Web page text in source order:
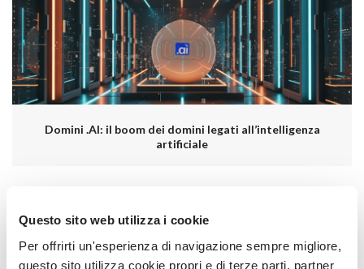
Questo sito web utilizza i cookie
Per offrirti un'esperienza di navigazione sempre migliore,
questo sito utilizza cookie propri e di terze parti, partner
Domini .AI: il boom dei domini legati all’intelligenza
artificiale